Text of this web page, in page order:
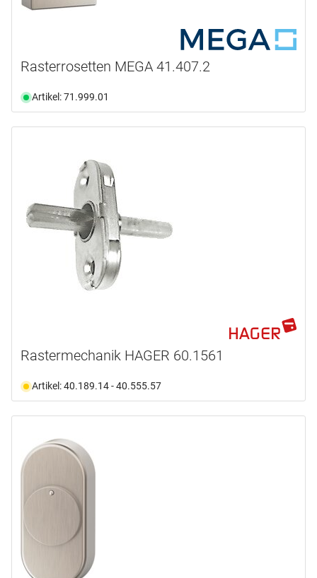
Rasterrosetten MEGA 41.407.2
Artikel: 71.999.01
Rastermechanik HAGER 60.1561
Artikel: 40.189.14 - 40.555.57